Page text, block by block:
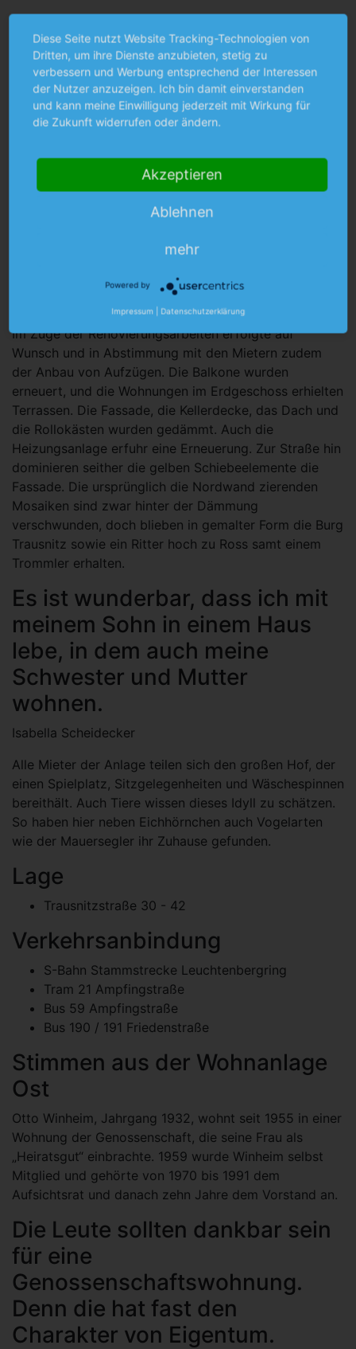
Trausnitzstraße 30 - 36 in
Zahlen
Im Zuge der Renovierungsarbeiten erfolgte auf
Wunsch und in Abstimmung mit den Mietern zudem
der Anbau von Aufzügen. Die Balkone wurden
erneuert, und die Wohnungen im Erdgeschoss erhielten
Terrassen. Die Fassade, die Kellerdecke, das Dach und
die Rollokästen wurden gedämmt. Auch die
Heizungsanlage erfuhr eine Erneuerung. Zur Straße hin
dominieren seither die gelben Schiebeelemente die
Fassade. Die ursprünglich die Nordwand zierenden
Mosaiken sind zwar hinter der Dämmung
verschwunden, doch blieben in gemalter Form die Burg
Trausnitz sowie ein Ritter hoch zu Ross samt einem
Trommler erhalten.
Es ist wunderbar, dass ich mit
meinem Sohn in einem Haus
lebe, in dem auch meine
Schwester und Mutter
wohnen.
Isabella Scheidecker
Alle Mieter der Anlage teilen sich den großen Hof, der
einen Spielplatz, Sitzgelegenheiten und Wäschespinnen
bereithält. Auch Tiere wissen dieses Idyll zu schätzen.
So haben hier neben Eichhörnchen auch Vogelarten
wie der Mauersegler ihr Zuhause gefunden.
Lage
Trausnitzstraße 30 - 42
Verkehrsanbindung
S-Bahn Stammstrecke Leuchtenbergring
Tram 21 Ampfingstraße
Bus 59 Ampfingstraße
Bus 190 / 191 Friedenstraße
Stimmen aus der Wohnanlage
Ost
Otto Winheim, Jahrgang 1932, wohnt seit 1955 in einer
Wohnung der Genossenschaft, die seine Frau als
„Heiratsgut“ einbrachte. 1959 wurde Winheim selbst
Mitglied und gehörte von 1970 bis 1991 dem
Aufsichtsrat und danach zehn Jahre dem Vorstand an.
Die Leute sollten dankbar sein
für eine
Genossenschaftswohnung.
Denn die hat fast den
Charakter von Eigentum.
Diese Seite nutzt Website Tracking-Technologien von
Dritten, um ihre Dienste anzubieten, stetig zu
verbessern und Werbung entsprechend der Interessen
der Nutzer anzuzeigen. Ich bin damit einverstanden
und kann meine Einwilligung jederzeit mit Wirkung für
die Zukunft widerrufen oder ändern.
Akzeptieren
Ablehnen
mehr
Powered by
Impressum Datenschutzerklärung